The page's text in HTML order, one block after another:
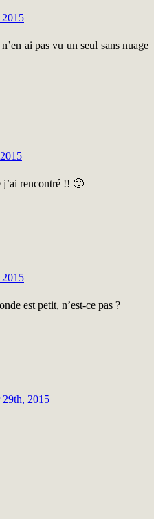
ai pas vu un seul sans nuage
j’ai rencontré !! 🙂
est petit, n’est-ce pas ?
29th, 2015